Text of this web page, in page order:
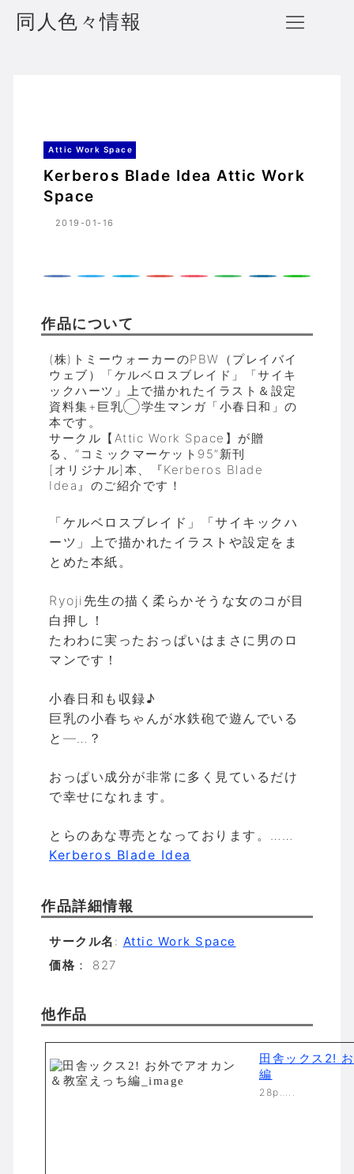
同人色々情報
Attic Work Space
Kerberos Blade Idea Attic Work
Space
2019-01-16
作品について
(株)トミーウォーカーのPBW（プレイバイ
ウェブ）「ケルベロスブレイド」「サイキ
ックハーツ」上で描かれたイラスト＆設定
資料集+巨乳◯学生マンガ「小春日和」の
本です。
サークル【Attic Work Space】が贈
る、“コミックマーケット95”新刊
[オリジナル]本、『Kerberos Blade
Idea』のご紹介です！
「ケルベロスブレイド」「サイキックハ
ーツ」上で描かれたイラストや設定をま
とめた本紙。
Ryoji先生の描く柔らかそうな女のコが目
白押し！
たわわに実ったおっぱいはまさに男のロ
マンです！
小春日和も収録♪
巨乳の小春ちゃんが水鉄砲で遊んでいる
と―…？
おっぱい成分が非常に多く見ているだけ
で幸せになれます。
とらのあな専売となっております。……
Kerberos Blade Idea
作品詳細情報
サークル名 : Attic Work Space
価格 ： 827
他作品
田舎ックス2!
編
28p…..